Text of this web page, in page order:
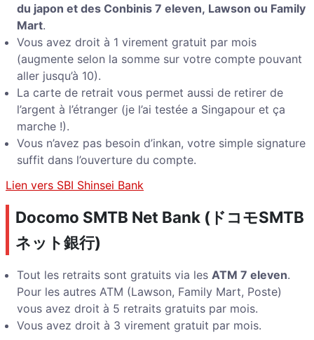
du japon et des Conbinis 7 eleven, Lawson ou Family
Mart.
Vous avez droit à 1 virement gratuit par mois
(augmente selon la somme sur votre compte pouvant
aller jusqu’à 10).
La carte de retrait vous permet aussi de retirer de
l’argent à l’étranger (je l’ai testée a Singapour et ça
marche !).
Vous n’avez pas besoin d’inkan, votre simple signature
suffit dans l’ouverture du compte.
Lien vers SBI Shinsei Bank
Docomo SMTB Net Bank (ドコモSMTB
ネット銀行)
Tout les retraits sont gratuits via les ATM 7 eleven.
Pour les autres ATM (Lawson, Family Mart, Poste)
vous avez droit à 5 retraits gratuits par mois.
Vous avez droit à 3 virement gratuit par mois.